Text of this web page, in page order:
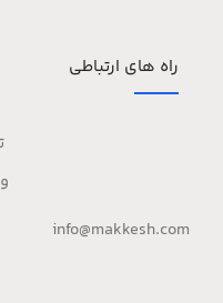
راه های ارتباطی
info@makkesh.com